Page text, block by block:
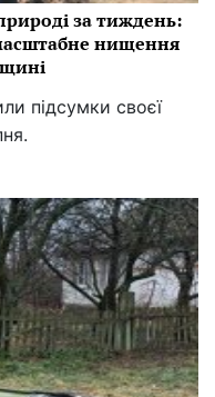
за тиждень:
нищення
підсумки своєї